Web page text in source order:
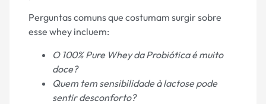
Perguntas comuns que costumam surgir sobre
esse whey incluem:
O 100% Pure Whey da Probiótica é muito
doce?
Quem tem sensibilidade à lactose pode
sentir desconforto?